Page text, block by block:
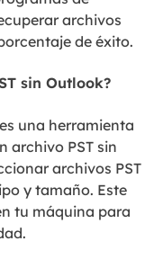
archivos
de éxito.
sin Outlook?
una herramienta
archivo PST sin
archivos PST
y tamaño. Este
tu máquina para